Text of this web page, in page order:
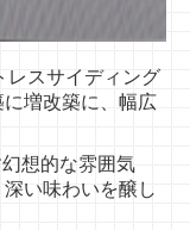
レスサイディング
増改築に、幅広
想的な雰囲気
い味わいを醸し